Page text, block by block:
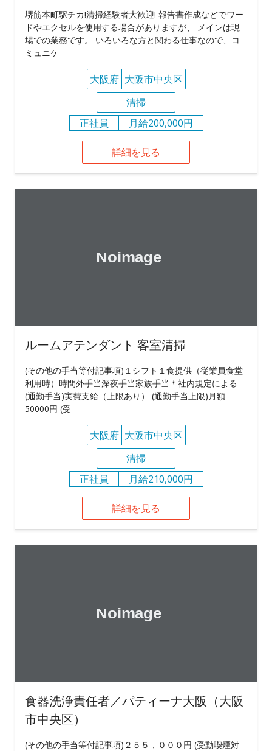
堺筋本町駅チカ!清掃経験者大歓迎! 報告書作成などでワー
ドやエクセルを使用する場合がありますが、 メインは現
場での業務です。 いろいろな方と関わる仕事なので、コ
ミュニケ
大阪府 大阪市中央区
清掃
正社員
月給200,000円
詳細を見る
ルームアテンダント 客室清掃
(その他の手当等付記事項)１シフト１食提供（従業員食堂
利用時）時間外手当深夜手当家族手当＊社内規定による
(通勤手当)実費支給（上限あり） (通勤手当上限)月額
50000円 (受
大阪府 大阪市中央区
清掃
正社員
月給210,000円
詳細を見る
食器洗浄責任者／パティーナ大阪（大阪
市中央区）
(その他の手当等付記事項)２５５，０００円 (受動喫煙対